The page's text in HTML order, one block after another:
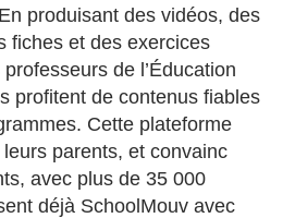
produisant des vidéos, des
fiches et des exercices
de l’Éducation
profitent de contenus fiables
Cette plateforme
parents, et convainc
avec plus de 35 000
déjà SchoolMouv avec